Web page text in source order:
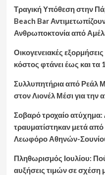
Τραγική Υπόθεση στην
Beach Bar
Ανθρωποκτονία από
Οικογενειακές
κόστος φτάνει έως και
Συλλυπητήρια από Ρεάλ
στον Λιονέλ Μέσι για την
Σοβαρό τροχαίο ατύχημα:
τραυματίστηκαν μετά
Λεωφόρο Αθηνών-
Πληθωρισμός Ιουλίου:
αυξήσεις τιμών σε σχέση